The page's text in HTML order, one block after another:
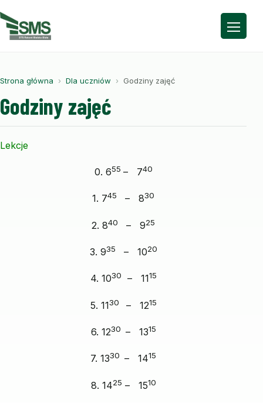
Strona główna Dla uczniów Godziny zajęć
Godziny zajęć
Lekcje
0. 655 – 740
1. 745 – 830
2. 840 – 925
3. 935 – 1020
4. 1030 – 1115
5. 1130 – 1215
6. 1230 – 1315
7. 1330 – 1415
8. 1425 – 1510